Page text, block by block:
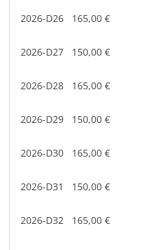
2026-D26 165,00 €
2026-D27 150,00 €
2026-D28 165,00 €
2026-D29 150,00 €
2026-D30 165,00 €
2026-D31 150,00 €
2026-D32 165,00 €